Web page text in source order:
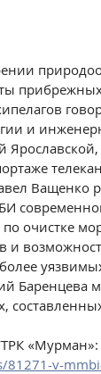
и
Ващенко
очистке
и
Баренцева
«Мурман»:
v-